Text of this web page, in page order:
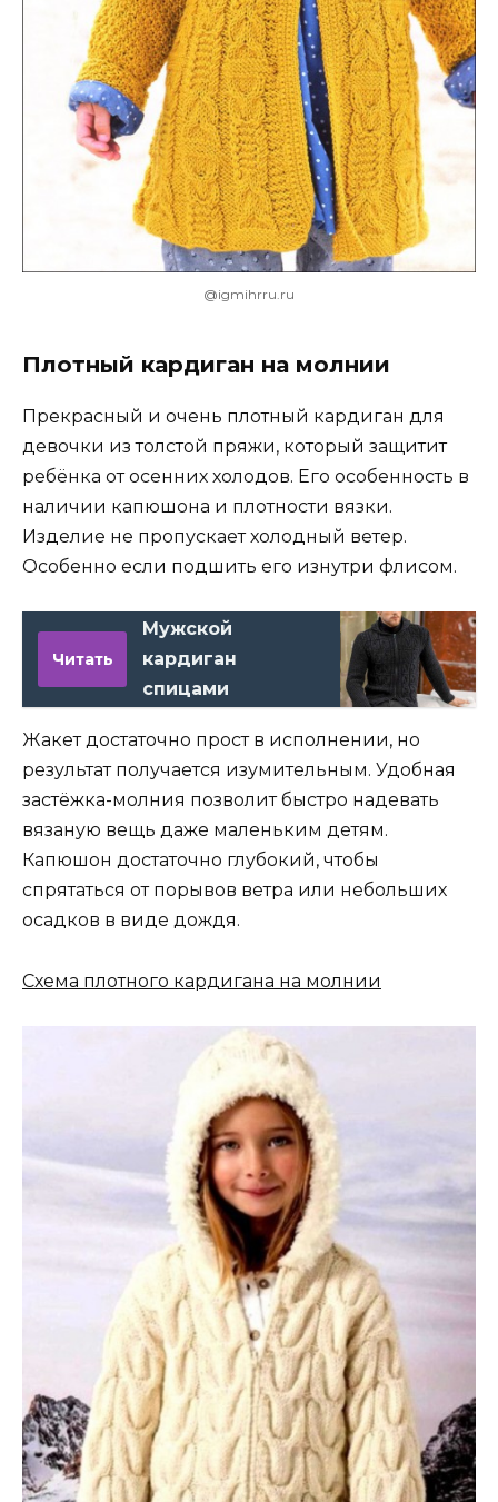
@igmihrru.ru
Плотный кардиган на молнии
Прекрасный и очень плотный кардиган для
девочки из толстой пряжи, который защитит
ребёнка от осенних холодов. Его особенность в
наличии капюшона и плотности вязки.
Изделие не пропускает холодный ветер.
Особенно если подшить его изнутри флисом.
Читать
Мужской
кардиган
спицами
Жакет достаточно прост в исполнении, но
результат получается изумительным. Удобная
застёжка-молния позволит быстро надевать
вязаную вещь даже маленьким детям.
Капюшон достаточно глубокий, чтобы
спрятаться от порывов ветра или небольших
осадков в виде дождя.
Схема плотного кардигана на молнии